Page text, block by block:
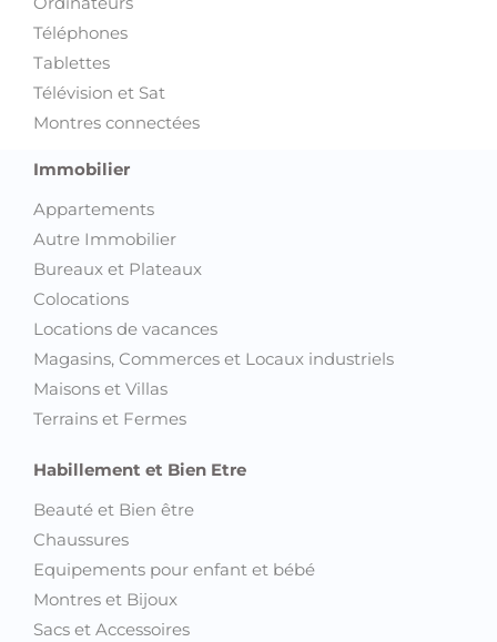
Téléphones
Tablettes
Télévision et Sat
Montres connectées
Immobilier
Appartements
Autre Immobilier
Bureaux et Plateaux
Colocations
Locations de vacances
Magasins, Commerces et Locaux industriels
Maisons et Villas
Terrains et Fermes
Habillement et Bien Etre
Beauté et Bien être
Chaussures
Equipements pour enfant et bébé
Montres et Bijoux
Sacs et Accessoires